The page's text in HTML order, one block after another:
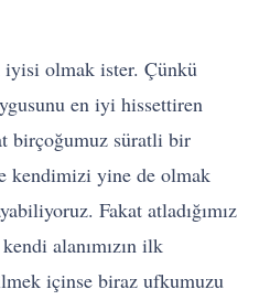
iyisi olmak ister. Çünkü
en iyi hissettiren
birçoğumuz süratli bir
kendimizi yine de olmak
Fakat atladığımız
alanımızın ilk
içinse biraz ufkumuzu